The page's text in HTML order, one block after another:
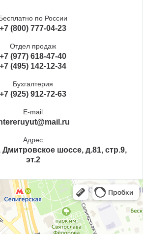
по России
+7 (800) 777-04-23
Отдел продаж
+7 (977) 618-47-40
+7 (495) 142-12-34
Бухгалтерия
+7 (925) 912-72-63
E-mail
Адрес
Дмитровское шоссе, д.81, стр.9,
эт.2